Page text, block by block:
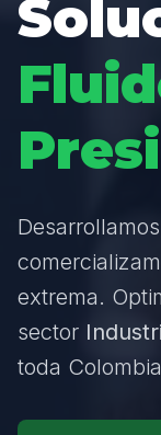
extrema.
sector
toda